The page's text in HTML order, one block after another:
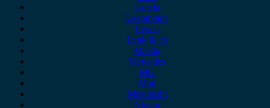
Lancia
Leapmotor
Lexus
Lynk & co
Mazda
Mercedes
MG
Mini
Mitsubishi
Nissan